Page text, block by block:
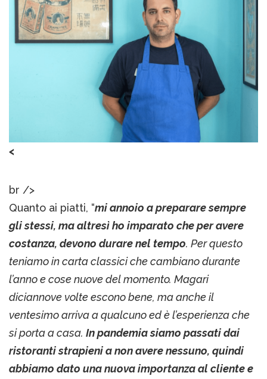
<
br />
Quanto ai piatti, “mi annoio a preparare sempre
gli stessi, ma altresì ho imparato che per avere
costanza, devono durare nel tempo. Per questo
teniamo in carta classici che cambiano durante
l’anno e cose nuove del momento. Magari
diciannove volte escono bene, ma anche il
ventesimo arriva a qualcuno ed è l’esperienza che
si porta a casa. In pandemia siamo passati dai
ristoranti strapieni a non avere nessuno, quindi
abbiamo dato una nuova importanza al cliente e